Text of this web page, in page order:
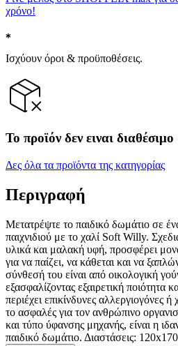
χρόνο!
Ισχύουν όροι & προϋποθέσεις.
Το προϊόν δεν ειναι διαθέσιμο
Δες όλα τα προϊόντα της κατηγορίας
Περιγραφή
Μετατρέψτε το παιδικό δωμάτιο σε
παιχνιδιού με το χαλί Soft Willy.
υλικά και μαλακή υφή, προσφέρει
για να παίζει, να κάθεται και να
σύνθεσή του είναι από οικολογική
εξασφαλίζοντας εξαιρετική ποιότητα
περιέχει επικίνδυνες αλλεργιογόνες
το ασφαλές για τον ανθρώπινο
και τύπο ύφανσης μηχανής, είναι η
παιδικό δωμάτιο. Διαστάσεις: